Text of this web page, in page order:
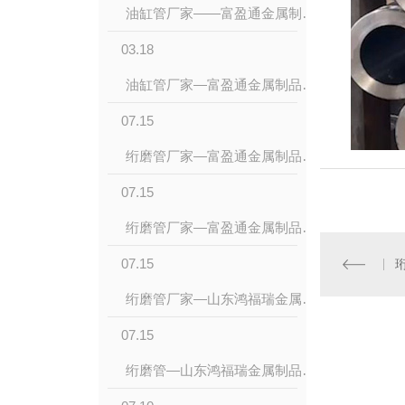
油缸管厂家——富盈通金属制品（山东）有限公司
03.18
油缸管厂家—富盈通金属制品（山东）有限公司
07.15
绗磨管厂家—富盈通金属制品（山东）有限公司
07.15
绗磨管厂家—富盈通金属制品（山东）有限公司
07.15
绗磨管厂家—山东鸿福瑞金属制品有限公司
07.15
绗磨管—山东鸿福瑞金属制品有限公司